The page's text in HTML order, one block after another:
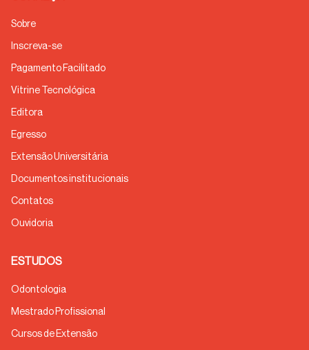
Sobre
Inscreva-se
Pagamento Facilitado
Vitrine Tecnológica
Editora
Egresso
Extensão Universitária
Documentos institucionais
Contatos
Ouvidoria
ESTUDOS
Odontologia
Mestrado Profissional
Cursos de Extensão